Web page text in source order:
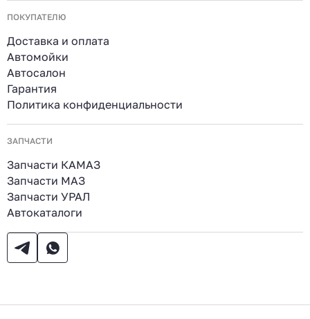
ПОКУПАТЕЛЮ
Доставка и оплата
Автомойки
Автосалон
Гарантия
Политика конфиденциальности
ЗАПЧАСТИ
Запчасти КАМАЗ
Запчасти МАЗ
Запчасти УРАЛ
Автокаталоги